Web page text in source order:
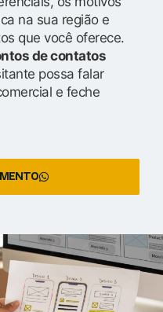
na sua região e
que você oferece.
de contatos
possa falar
e feche